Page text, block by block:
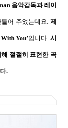
음악감독과 레이
어 주었는데요. 제
You’입니다. 시
절절히 표현한 곡
.